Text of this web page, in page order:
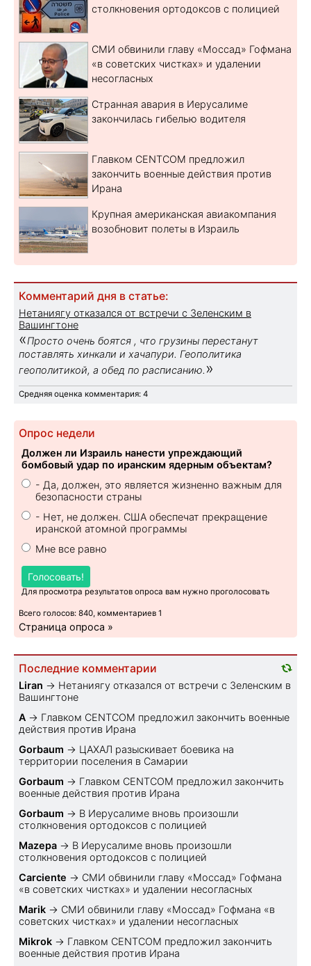
столкновения ортодоксов с полицией
СМИ обвинили главу «Моссад» Гофмана
«в советских чистках» и удалении
несогласных
Странная авария в Иерусалиме
закончилась гибелью водителя
Главком CENTCOM предложил
закончить военные действия против
Ирана
Крупная американская авиакомпания
возобновит полеты в Израиль
Комментарий дня в статье:
Нетаниягу отказался от встречи с Зеленским в
Вашингтоне
«Просто очень боятся , что грузины перестанут
поставлять хинкали и хачапури. Геополитика
геополитикой, а обед по расписанию. »
Средняя оценка комментария: 4
Опрос недели
Должен ли Израиль нанести упреждающий
бомбовый удар по иранским ядерным объектам?
- Да, должен, это является жизненно важным для
безопасности страны
- Нет, не должен. США обеспечат прекращение
иранской атомной программы
Мне все равно
Голосовать!
Для просмотра результатов опроса вам нужно проголосовать
Всего голосов: 840, комментариев 1
Страница опроса »
Последние комментарии
Liran → Нетаниягу отказался от встречи с Зеленским в
Вашингтоне
A → Главком CENTCOM предложил закончить военные
действия против Ирана
Gorbaum → ЦАХАЛ разыскивает боевика на
территории поселения в Самарии
Gorbaum → Главком CENTCOM предложил закончить
военные действия против Ирана
Gorbaum → В Иерусалиме вновь произошли
столкновения ортодоксов с полицией
Mazepa → В Иерусалиме вновь произошли
столкновения ортодоксов с полицией
Carciente → СМИ обвинили главу «Моссад» Гофмана
«в советских чистках» и удалении несогласных
Marik → СМИ обвинили главу «Моссад» Гофмана «в
советских чистках» и удалении несогласных
Mikrok → Главком CENTCOM предложил закончить
военные действия против Ирана